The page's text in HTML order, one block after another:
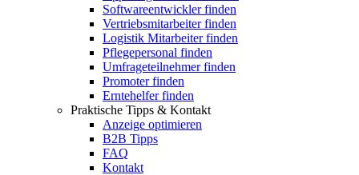
Softwareentwickler finden
Vertriebsmitarbeiter finden
Logistik Mitarbeiter finden
Pflegepersonal finden
Umfrageteilnehmer finden
Promoter finden
Erntehelfer finden
Praktische Tipps & Kontakt
Anzeige optimieren
B2B Tipps
FAQ
Kontakt